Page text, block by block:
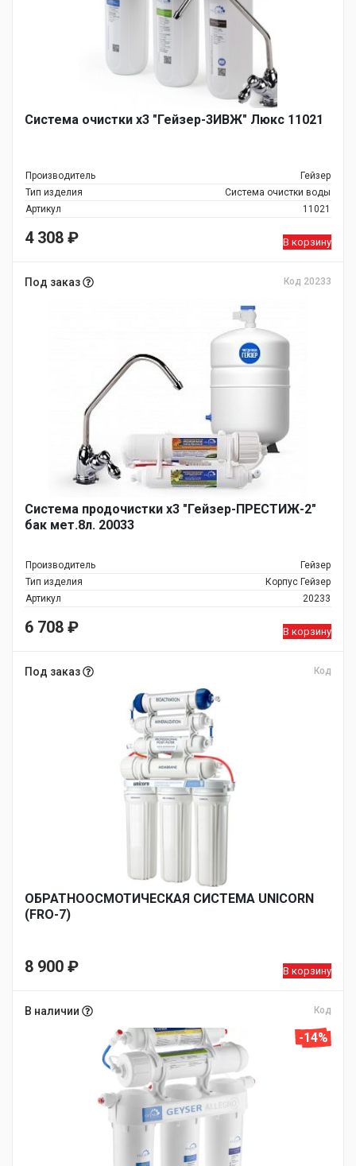
Система очистки х3 "Гейзер-3ИВЖ" Люкс 11021
Производитель
Гейзер
Тип изделия
Система очистки воды
Артикул
11021
4 308 ₽ В корзину
Под заказ Код 20233
Система продочистки х3 "Гейзер-ПРЕСТИЖ-2"
бак мет.8л. 20033
Производитель
Гейзер
Тип изделия
Корпус Гейзер
Артикул
20233
6 708 ₽ В корзину
Под заказ Код
ОБРАТНООСМОТИЧЕСКАЯ СИСТЕМА UNICORN
(FRO-7)
8 900 ₽ В корзину
В наличии Код
-14%